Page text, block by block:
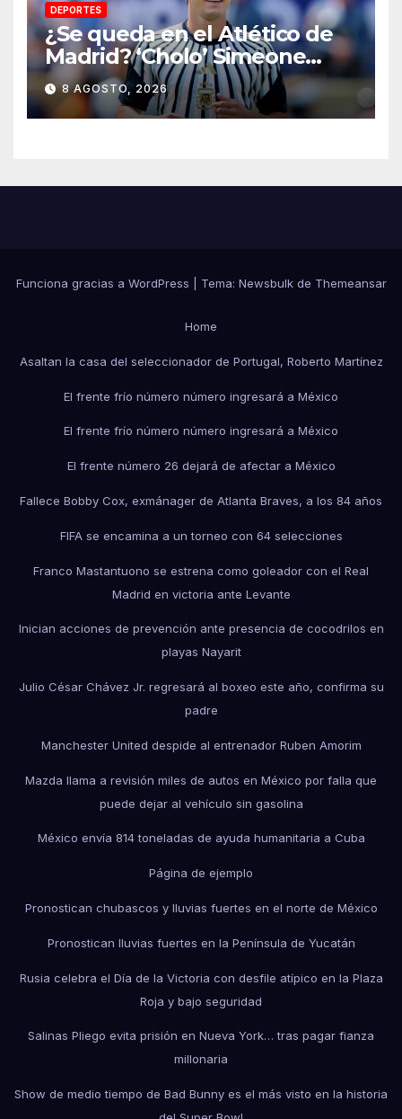
DEPORTES
¿Se queda en el Atlético de
Madrid? ‘Cholo’ Simeone
responde contundente sobre
el futuro de Julián Álvarez
8 AGOSTO, 2026
Funciona gracias a WordPress Tema: Newsbulkde Themeansar
Home
Asaltan la casa del seleccionador de Portugal, Roberto Martínez
El frente frío número número ingresará a México
El frente frío número número ingresará a México
El frente número 26 dejará de afectar a México
Fallece Bobby Cox, exmánager de Atlanta Braves, a los 84 años
FIFA se encamina a un torneo con 64 selecciones
Franco Mastantuono se estrena como goleador con el Real
Madrid en victoria ante Levante
Inician acciones de prevención ante presencia de cocodrilos en
playas Nayarit
Julio César Chávez Jr. regresará al boxeo este año, confirma su
padre
Manchester United despide al entrenador Ruben Amorim
Mazda llama a revisión miles de autos en México por falla que
puede dejar al vehículo sin gasolina
México envía 814 toneladas de ayuda humanitaria a Cuba
Página de ejemplo
Pronostican chubascos y lluvias fuertes en el norte de México
Pronostican lluvias fuertes en la Península de Yucatán
Rusia celebra el Día de la Victoria con desfile atípico en la Plaza
Roja y bajo seguridad
Salinas Pliego evita prisión en Nueva York… tras pagar fianza
millonaria
Show de medio tiempo de Bad Bunny es el más visto en la historia